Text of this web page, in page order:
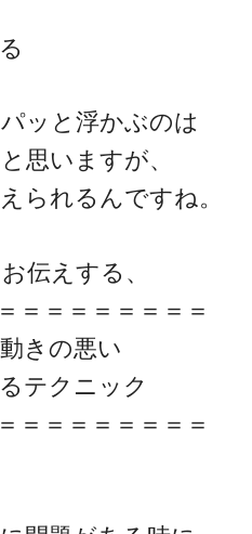
ッと浮かぶのは
思いますが、
られるんですね。
伝えする、
＝＝＝＝＝＝＝＝
きの悪い
テクニック
＝＝＝＝＝＝＝＝